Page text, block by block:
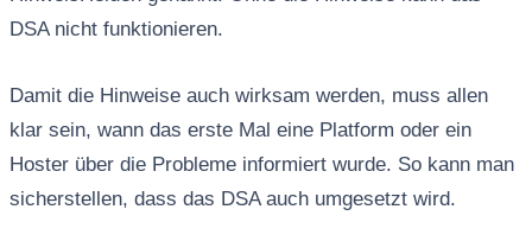
DSA nicht funktionieren.
Damit die Hinweise auch wirksam werden, muss allen
klar sein, wann das erste Mal eine Platform oder ein
Hoster über die Probleme informiert wurde. So kann man
sicherstellen, dass das DSA auch umgesetzt wird.